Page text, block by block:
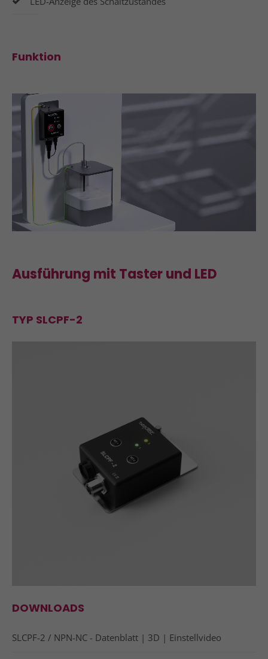
info@yourdomain.com
Lorem ipsum dolor sit amet, consectetuer
Aenean commodo ligula eget dolor. Aenean massa.
Cum sociis natoque penatibus et magnis dis
parturient montes, nascetur ridiculus mus. Donec
quam felis, ultricies nec.
Funktion
Ausführung mit Taster und LED
TYP SLCPF-2
DOWNLOADS
SLCPF-2 / NPN-NC - Datenblatt | 3D | Einstellvideo